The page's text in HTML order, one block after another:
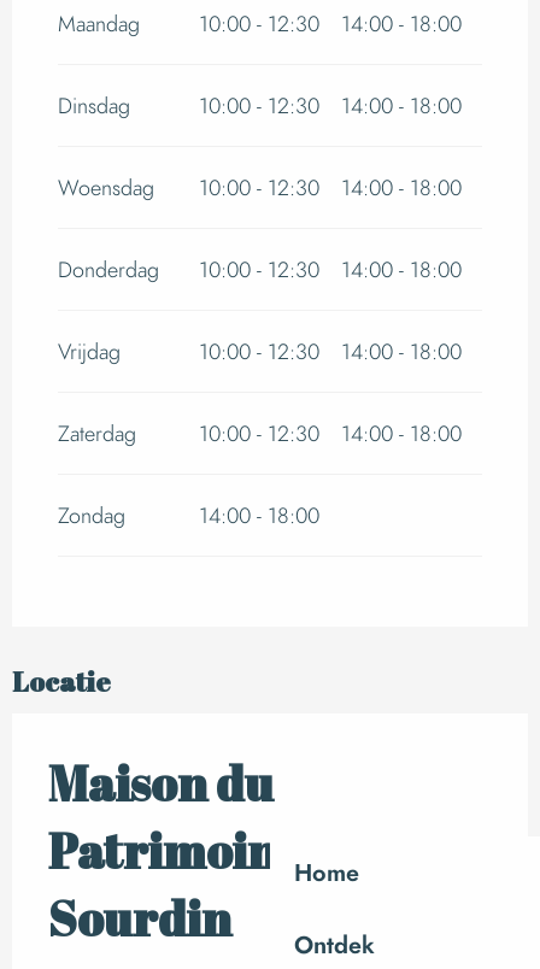
Home
Ontdek
Maandag 10:00 - 12:30 14:00 - 18:00
Dinsdag 10:00 - 12:30 14:00 - 18:00
Woensdag 10:00 - 12:30 14:00 - 18:00
Donderdag 10:00 - 12:30 14:00 - 18:00
Vrijdag 10:00 - 12:30 14:00 - 18:00
Zaterdag 10:00 - 12:30 14:00 - 18:00
Zondag 14:00 - 18:00
Locatie
Maison du
Patrimoine
Sourdin